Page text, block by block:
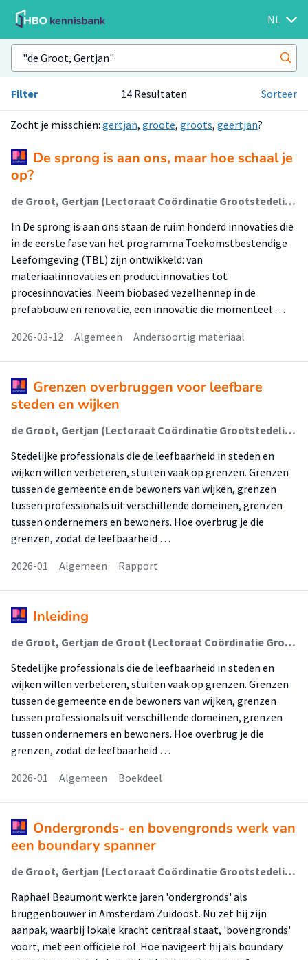
NL
Filter 14 Resultaten Sorteer
Zocht je misschien: gertjan, groote, groots, geertjan?
De sprong is aan ons, maar hoe schaal je
op?
de Groot, Gertjan (Lectoraat Coördinatie Grootstedelijke Vraagstukken); Valk, Marten
In De sprong is aan ons staan de ruim honderd innovaties die
in de eerste fase van het programma Toekomstbestendige
Leefomgeving (TBL) zijn ontwikkeld: van
materiaalinnovaties en productinnovaties tot
procesinnovaties. Neem biobased vezelhennep in de
prefabbouw en renovatie, een innovatie die momenteel …
2026-03-12
Algemeen Andersoortig materiaal
Grenzen overbruggen voor leefbare
steden en wijken
de Groot, Gertjan (Lectoraat Coördinatie Grootstedelijke Vraagstukken); Boonen, Anton; Herder, Bernell; Rusinovic, Katja
Stedelijke professionals die de leefbaarheid in steden en
wijken willen verbeteren, stuiten vaak op grenzen. Grenzen
tussen de gemeente en de bewoners van wijken, grenzen
tussen professionals uit verschillende domeinen, grenzen
tussen ondernemers en bewoners. Hoe overbrug je die
grenzen, zodat de leefbaarheid …
2026-01
Algemeen Rapport
Inleiding
de Groot, Gertjan de Groot (Lectoraat Coördinatie Grootstedelijke Vraagstukken); Boonen, Anton; de Groot, Gertjan; Boonen, Anton; Herder, Bernell; Rusinovic, Katja
Stedelijke professionals die de leefbaarheid in steden en
wijken willen verbeteren, stuiten vaak op grenzen. Grenzen
tussen de gemeente en de bewoners van wijken, grenzen
tussen professionals uit verschillende domeinen, grenzen
tussen ondernemers en bewoners. Hoe overbrug je die
grenzen, zodat de leefbaarheid …
2026-01
Algemeen Boekdeel
Ondergronds- en bovengronds werk van
een boundary spanner
de Groot, Gertjan (Lectoraat Coördinatie Grootstedelijke Vraagstukken); de Groot, Gertjan; Boonen, Anton; Herder, Bernell; Rusinovic, Katja
Raphaël Beaumont werkte jaren 'ondergronds' als
bruggenbouwer in Amsterdam Zuidoost. Nu zet hij zijn
aanpak, waarbij lokale kracht centraal staat, 'bovengronds'
voort, met een officiële rol. Hoe navigeert hij als boundary